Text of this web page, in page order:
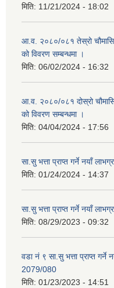
मिति: 11/21/2024 - 18:02
आ.व. २०८०/०८१ तेस्रो चौमासिक
को विवरण सम्बन्धमा ।
मिति: 06/02/2024 - 16:32
आ.व. २०८०/०८१ दोस्रो चौमासिक
को विवरण सम्बन्धमा ।
मिति: 04/04/2024 - 17:56
सा.सु भत्ता प्राप्त गर्ने नयाँ
मिति: 01/24/2024 - 14:37
सा.सु भत्ता प्राप्त गर्ने नयाँ
मिति: 08/29/2023 - 09:32
वडा नं ९ सा.सु भत्ता प्राप्त गर्ने
2079/080
मिति: 01/23/2023 - 14:51